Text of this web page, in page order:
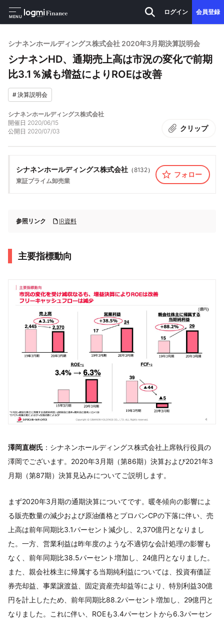
MENU
ログイン 会員登録
シナネンホールディングス株式会社 2020年3月期決算説明会
シナネンHD、通期売上高は市況の変化で前期
比3.1％減も増益によりROEは改善
#決算説明会
シナネンホールディングス株式会社
開催日 2020/06/15
公開日 2020/07/03 クリップ
シナネンホールディングス株式会社 （8132）
東証プライム卸売業
フォロー
参照リンク IR資料
主要指標動向
澤岡直樹氏 ：シナネンホールディングス株式会社上席執行役員の
澤岡でございます。2020年3月期（第86期）決算および2021年3
月期（第87期）決算見込みについてご説明します。
まず2020年3月期の通期決算についてです。暖冬傾向の影響によ
る販売数量の減少および原油価格とプロパンCPの下落に伴い、売
上高は前年同期比3.1パーセント減少し、2,370億円となりまし
た。一方、営業利益は昨年度のような不適切な会計処理の影響も
なく、前年同期比38.5パーセント増加し、24億円となりました。
また、親会社株主に帰属する当期純利益については、投資有価証
券売却益、事業譲渡益、固定資産売却益等により、特別利益30億
円を計上したため、前年同期比88.2パーセント増加し、29億円と
なりました。これに伴い、ROEも3.4パーセントから6.3パーセン